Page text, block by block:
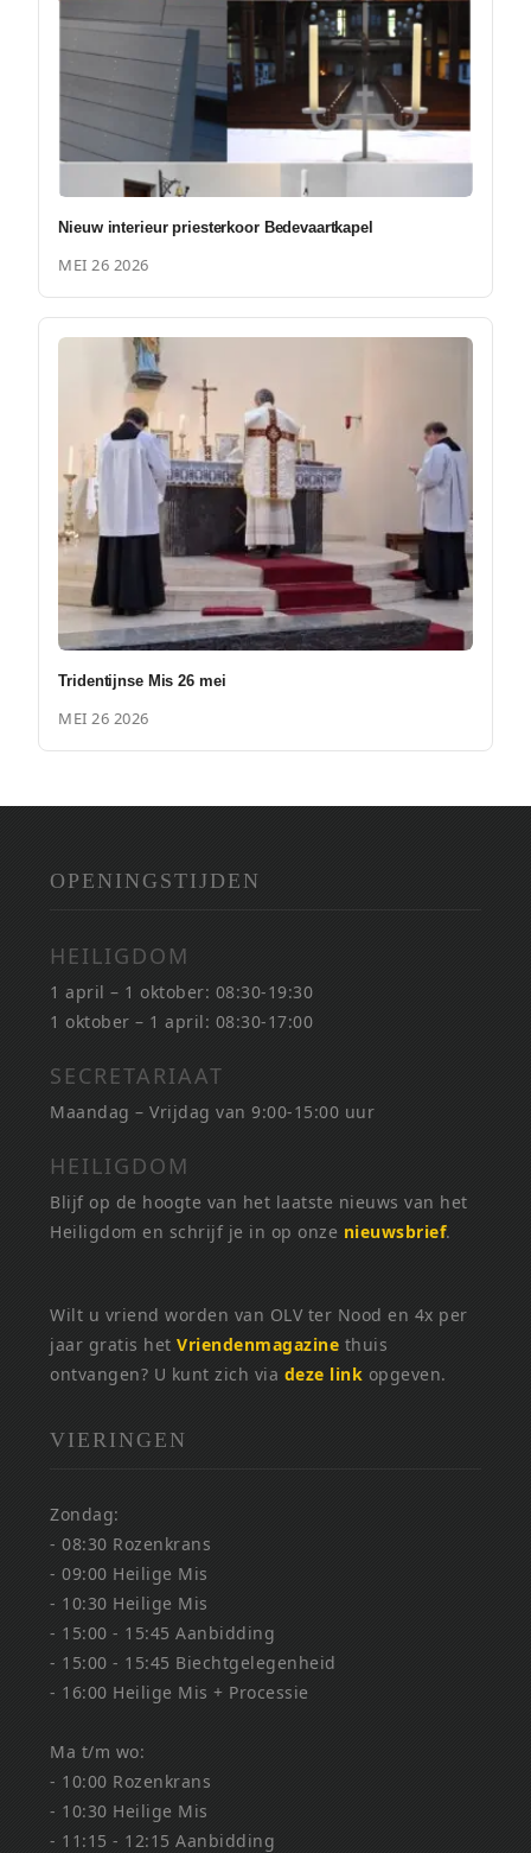
Nieuw interieur priesterkoor Bedevaartkapel
MEI 26 2026
Tridentijnse Mis 26 mei
MEI 26 2026
OPENINGSTIJDEN
HEILIGDOM
1 april – 1 oktober: 08:30-19:30
1 oktober – 1 april: 08:30-17:00
SECRETARIAAT
Maandag – Vrijdag van 9:00-15:00 uur
HEILIGDOM
Blijf op de hoogte van het laatste nieuws van het
Heiligdom en schrijf je in op onze nieuwsbrief.
Wilt u vriend worden van OLV ter Nood en 4x per
jaar gratis hetVriendenmagazine thuis
ontvangen? U kunt zich via deze link opgeven.
VIERINGEN
Zondag:
- 08:30 Rozenkrans
- 09:00 Heilige Mis
- 10:30 Heilige Mis
- 15:00 - 15:45 Aanbidding
- 15:00 - 15:45 Biechtgelegenheid
- 16:00 Heilige Mis + Processie
Ma t/m wo:
- 10:00 Rozenkrans
- 10:30 Heilige Mis
- 11:15 - 12:15 Aanbidding